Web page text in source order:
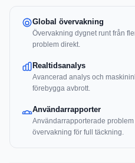
Global övervakning
Övervakning dygnet runt från
problem direkt.
Realtidsanalys
Avancerad analys och
förebygga avbrott.
Användarrapporter
Användarrapporterade
övervakning för full täckning.